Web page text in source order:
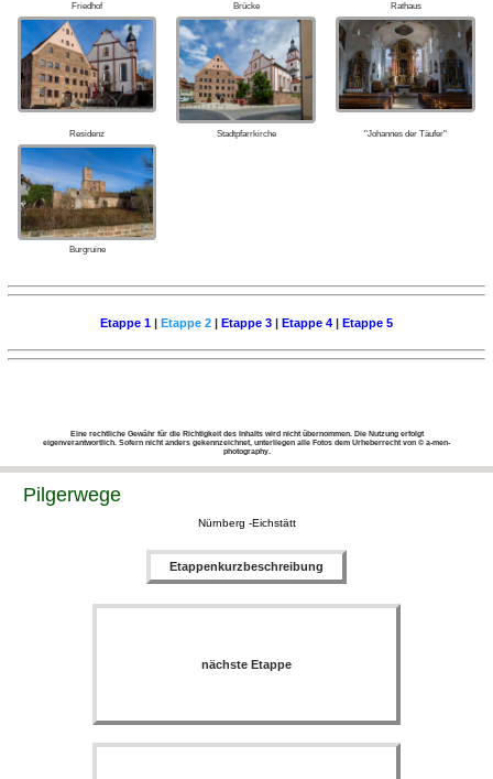
Friedhof Brücke Rathaus
Residenz Stadtpfarrkirche "Johannes der Täufer"
Burgruine
Etappe 1 Etappe 2 Etappe 3 Etappe 4 Etappe 5
Eine rechtliche Gewähr für die Richtigkeit des Inhalts wird nicht übernommen. Die Nutzung erfolgt
eigenverantwortlich. Sofern nicht anders gekennzeichnet, unterliegen alle Fotos dem Urheberrecht von © a-men-
photography.
Pilgerwege
Nürnberg -Eichstätt
Etappenkurzbeschreibung
nächste Etappe